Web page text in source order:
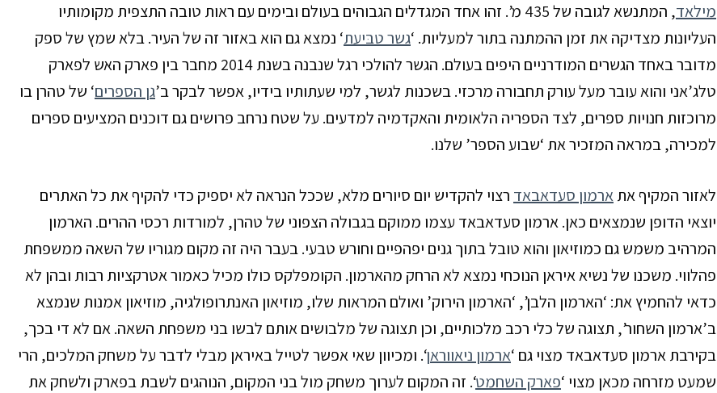
מילאד
, המתנשא לגובה של 435 מ’. זהו אחד המגדלים הגבוהים בעולם ובימים עם ראות טובה התצפית מקומותיו
העליונות מצדיקה את זמן ההמתנה בתור למעליות. ‘גשר טבּיעת‘ נמצא גם הוא באזור זה של העיר. בלא שמץ של ספק
מדובר באחד הגשרים המודרניים היפים בעולם. הגשר להולכי רגל שנבנה בשנת 2014
מחבר בין פארק האש לפארק
טלג’אני והוא עובר מעל עורק תחבורה מרכזי. בשכנות לגשר, למי שעתותיו בידיו, אפשר לבקר ב’גן הספרים‘ של טהרן בו
מרוכזות חנויות ספרים, לצד הספריה הלאומית והאקדמיה למדעים. על שטח נרחב פרושים גם דוכנים המציעים ספרים
למכירה, במראה המזכיר את ‘שבוע הספר’ שלנו.
לאזור המקיף אתארמון סעדאבאד רצוי להקדיש יום סיורים מלא, שככל הנראה לא יספיק כדי להקיף את כל האתרים
יוצאי הדופן שנמצאים כאן. ארמון סעדאבאד עצמו ממוקם בגבולה הצפוני של טהרן, למורדות רכסי ההרים. הארמון
המרהיב משמש גם כמוזיאון והוא טובל בתוך גנים יפהפיים וחורש טבעי. בעבר היה זה מקום מגוריו של השאה ממשפחת
פהלווי. משכנו של נשיא איראן הנוכחי נמצא לא הרחק מהארמון. הקומפלקס כולו מכיל כאמור אטרקציות רבות ובהן לא
כדאי להחמיץ את: ‘הארמון הלבן’, ‘הארמון הירוק’ ואולם המראות שלו, מוזיאון האנתרופולגיה, מוזיאון אמנות שנמצא
ב’ארמון השחור’, תצוגה של כלי רכב מלכותיים, וכן תצוגה של מלבושים אותם לבשו בני משפחת השאה. אם לא די בכך,
בקירבת ארמון סעדאבאד מצוי גם ‘ארמון ניאווראן‘. ומכיוון שאי אפשר לטייל באיראן מבלי לדבר על משחק המלכים, הרי
שמעט מזרחה מכאן מצוי ‘פארק השחמט‘. זה המקום לערוך משחק מול בני המקום, הנוהגים לשבת בפארק ולשחק את